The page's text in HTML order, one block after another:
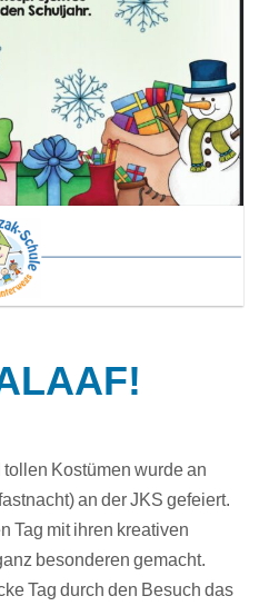
Kostümen wurde an
an der JKS gefeiert.
Tag mit ihren kreativen
besonderen gemacht.
Tag durch den Besuch das